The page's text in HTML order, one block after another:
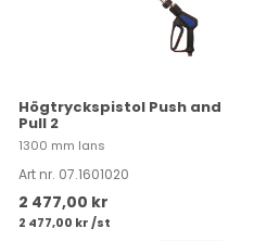
Högtryckspistol Push and
Pull 2
1300 mm lans
Art nr. 07.1601020
2 477,00 kr
2 477,00 kr /st